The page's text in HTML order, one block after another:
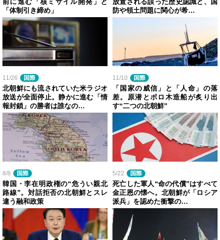
「体制引き締め」
防や領土問題に関心が希…
11/26 国際
北朝鮮にも流されていた米ラジオ
放送が全面停止。静かに進む「情
報封鎖」の勝者は誰なの…
11/10 国際
「国家の威信」と「人命」の落
差。原潜とボロ木造船が炙り出
す“二つの北朝鮮”
8/8 国際
韓国・李在明政権の“危うい親北
路線”。対話拒否の北朝鮮とスレ
違う融和政策
5/22 国際
死亡した軍人“命の代償”はすべて
金正恩の懐へ。北朝鮮が「ロシア
派兵」を認めた衝撃の…